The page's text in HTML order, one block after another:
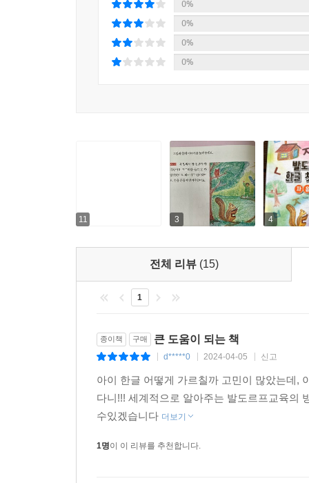
0%
0%
0%
0%
11 3 4
전체 리뷰 (15)
1
종이책 구매 큰 도움이 되는 책
d*****0 2024-04-05 신고
아이 한글 어떻게 가르칠까 고민이 많았는데,
다니!!! 세계적으로 알아주는 발도르프교육의
수있겠습니다 더보기
1명이 이 리뷰를 추천합니다.